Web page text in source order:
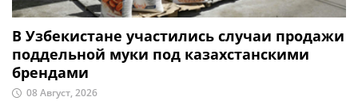
В Узбекистане участились случаи продажи
поддельной муки под казахстанскими
брендами
08 Август, 2026